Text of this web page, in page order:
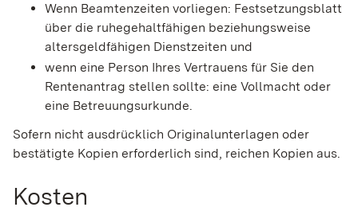
Wenn Beamtenzeiten vorliegen: Festsetzungsblatt
über die ruhegehaltfähigen beziehungsweise
altersgeldfähigen Dienstzeiten und
wenn eine Person Ihres Vertrauens für Sie den
Rentenantrag stellen sollte: eine Vollmacht oder
eine Betreuungsurkunde.
Sofern nicht ausdrücklich Originalunterlagen oder
bestätigte Kopien erforderlich sind, reichen Kopien aus.
Kosten